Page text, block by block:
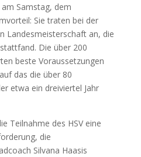
Samstag, dem
Sie traten bei der
Landesmeisterschaft an, die
Die über 200
beste Voraussetzungen
das die über 80
etwa ein dreiviertel Jahr
Teilnahme des HSV eine
die
Silvana Haasis